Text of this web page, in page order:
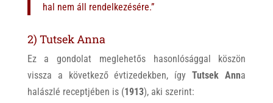
hal nem áll rendelkezésére.”
2) Tutsek Anna
Ez a gondolat meglehetős hasonlósággal köszön
vissza a következő évtizedekben, ígyTutsek Anna
halászlé receptjében is (1913), aki szerint: